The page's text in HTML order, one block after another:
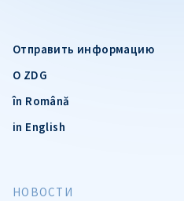
Отправить информацию
О ZDG
în Română
in English
НОВОСТИ